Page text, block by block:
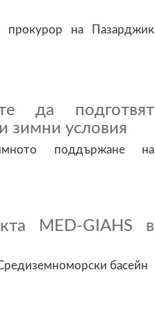
прокурор на Пазарджик
да подготвят
зимни условия
поддържане на
MED-GIAHS в
басейн